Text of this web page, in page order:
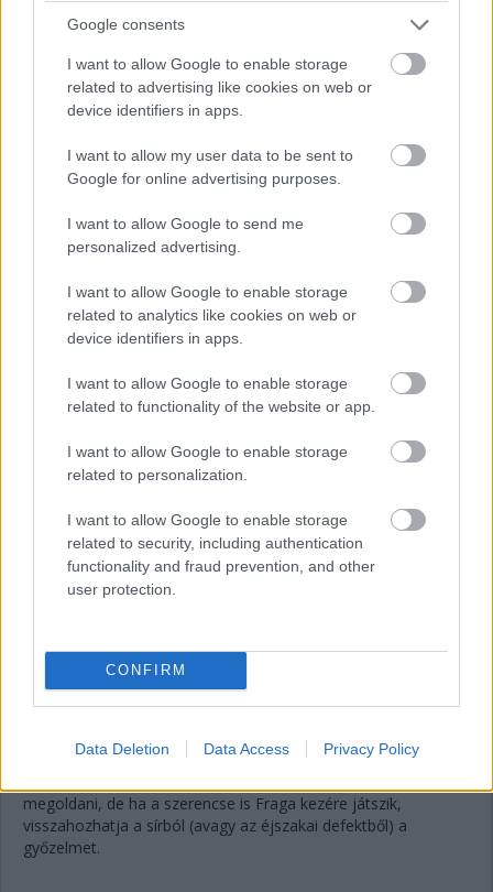
Google consents
I want to allow Google to enable storage
related to advertising like cookies on web or
device identifiers in apps.
I want to allow my user data to be sent to
Google for online advertising purposes.
I want to allow Google to send me
personalized advertising.
I want to allow Google to enable storage
related to analytics like cookies on web or
device identifiers in apps.
I want to allow Google to enable storage
related to functionality of the website or app.
I want to allow Google to enable storage
related to personalization.
I want to allow Google to enable storage
related to security, including authentication
functionality and fraud prevention, and other
user protection.
CONFIRM
Data Deletion Data Access Privacy Policy
Egyre közelebb az eső. Egyre-egyre közelebb.
Akárhogy számolom, a két WRT-nek még két-két
kiállása lesz, hacsak nem jön egy hosszabb megszakítás,
lassú zóna, safety car, vagy ilyesmi.
Brundle hozza majd a célba a P2 5-6. helyéért
harcoló lengyel autót. Nagyon szép versenyt teljesített az
Amit viszont le lehetne, az Frijns 10 másodperces
hátránya Yifeijel szemben... Csakhogy van valami baj a #31-es
biztosan veszítenek majd.
A Próban Pier Guidi és Garcia között 50 másodperc
erőből ezt még annyira se lehet itt ledolgozni, ahogy a 100-at
az amatőrök között.
A különbség nagyjából 1:40, lesz még 20 kör, ez
megoldani, de ha a szerencse is Fraga kezére játszik,
visszahozhatja a sírból (avagy az éjszakai defektből) a
győzelmet.